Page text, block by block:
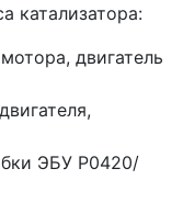
катализатора:
двигатель
ЭБУ Р0420/